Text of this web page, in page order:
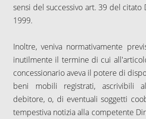
sensi del successivo art. 39 del citato
1999.
Inoltre, veniva normativamente
inutilmente il termine di cui
concessionario aveva il potere di
beni mobili registrati, ascrivibili
debitore, o, di eventuali soggetti
tempestiva notizia alla competente